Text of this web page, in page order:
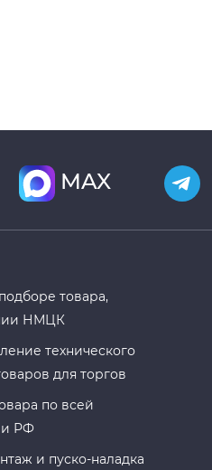
MAX
товара,
НМЦК
технического
для торгов
по всей
РФ
и пуско-наладка